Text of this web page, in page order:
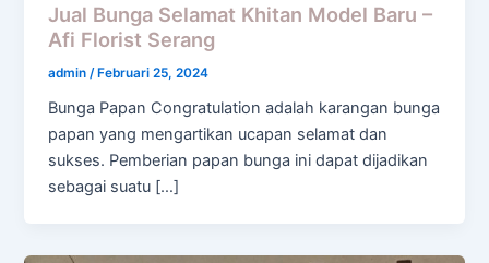
Jual Bunga Selamat Khitan Model Baru –
Afi Florist Serang
admin /Februari 25, 2024
Bunga Papan Congratulation adalah karangan bunga
papan yang mengartikan ucapan selamat dan
sukses. Pemberian papan bunga ini dapat dijadikan
sebagai suatu […]